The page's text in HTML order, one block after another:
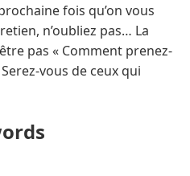
fois qu’on vous
n’oubliez pas… La
pas « Comment prenez-
vous de ceux qui